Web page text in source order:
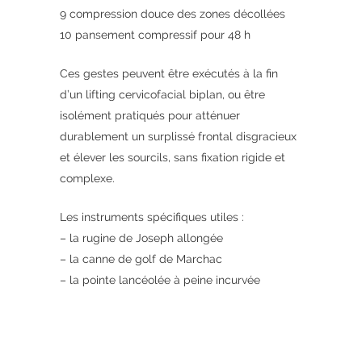
9 compression douce des zones décollées
10 pansement compressif pour 48 h
Ces gestes peuvent être exécutés à la fin
d’un lifting cervicofacial biplan, ou être
isolément pratiqués pour atténuer
durablement un surplissé frontal disgracieux
et élever les sourcils, sans fixation rigide et
complexe.
Les instruments spécifiques utiles :
– la rugine de Joseph allongée
– la canne de golf de Marchac
– la pointe lancéolée à peine incurvée